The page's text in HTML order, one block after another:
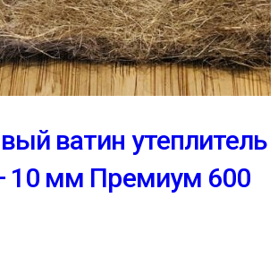
ватин утеплитель
10 мм Премиум 600